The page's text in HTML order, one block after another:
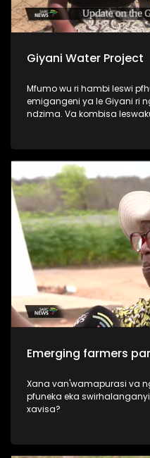
Giyani Water Project
Mfumo wu ri hambi leswi
emigangeni ya le Giyani ri
ndzima. Va kombisa
sala. Kambe lava nga ha
Emerging farmers
Xana van'wamapurasi va
pfuneka eka
xavisa?